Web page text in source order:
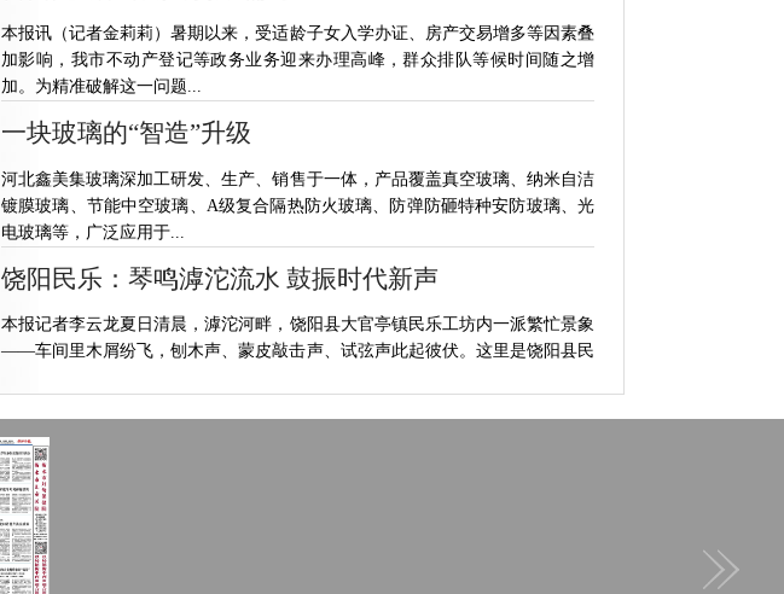
本报讯（记者金莉莉）暑期以来，受适龄子女入学办证、房产交易增多等因素叠
加影响，我市不动产登记等政务业务迎来办理高峰，群众排队等候时间随之增
加。为精准破解这一问题...
一块玻璃的“智造”升级
河北鑫美集玻璃深加工研发、生产、销售于一体，产品覆盖真空玻璃、纳米自洁
镀膜玻璃、节能中空玻璃、A级复合隔热防火玻璃、防弹防砸特种安防玻璃、光
电玻璃等，广泛应用于...
饶阳民乐：琴鸣滹沱流水 鼓振时代新声
本报记者李云龙夏日清晨，滹沱河畔，饶阳县大官亭镇民乐工坊内一派繁忙景象
——车间里木屑纷飞，刨木声、蒙皮敲击声、试弦声此起彼伏。这里是饶阳县民
“流动办公桌”彰显为民温度
这是武邑县创新优化基层服务模式，推行的社区“流动办公桌”，将便民服务从固
定办公室搬到小区广场、居民楼下，零距离办好民生实事。长期以来，基层政务
服务多依托固定办公...
市排水管理中心多举措畅通城市地下“脉络”